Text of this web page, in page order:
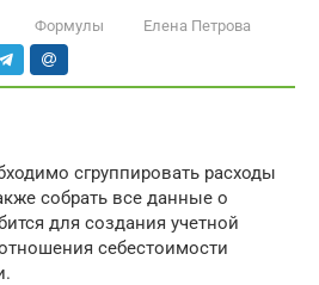
Формулы Елена Петрова
сгруппировать расходы
собрать все данные о
для создания учетной
себестоимости